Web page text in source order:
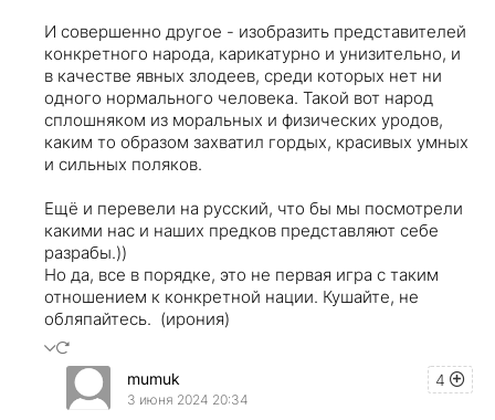
И совершенно другое - изобразить представителей
конкретного народа, карикатурно и унизительно, и
в качестве явных злодеев, среди которых нет ни
одного нормального человека. Такой вот народ
сплошняком из моральных и физических уродов,
каким то образом захватил гордых, красивых умных
и сильных поляков.
Ещё и перевели на русский, что бы мы посмотрели
какими нас и наших предков представляют себе
разрабы.))
Но да, все в порядке, это не первая игра с таким
отношением к конкретной нации. Кушайте, не
обляпайтесь. (ирония)
4
mumuk
3 июня 2024 20:34